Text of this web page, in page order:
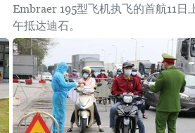
Embraer 195型飞机执飞的首航11日
午抵达迪石。